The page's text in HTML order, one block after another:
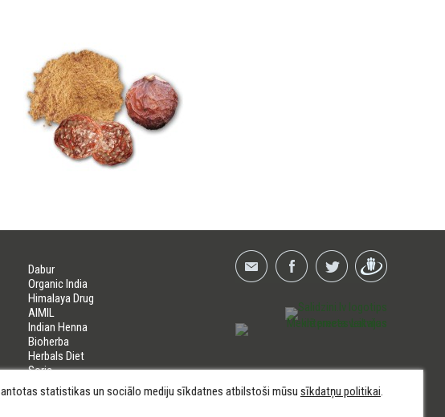
Dabur
Organic India
Himalaya Drug
AIMIL
Indian Henna
Bioherba
Herbals Diet
Soria
LIFELINES
statistikas un sociālo mediju sīkdatnes atbilstoši mūsu sīkdatņu politikai